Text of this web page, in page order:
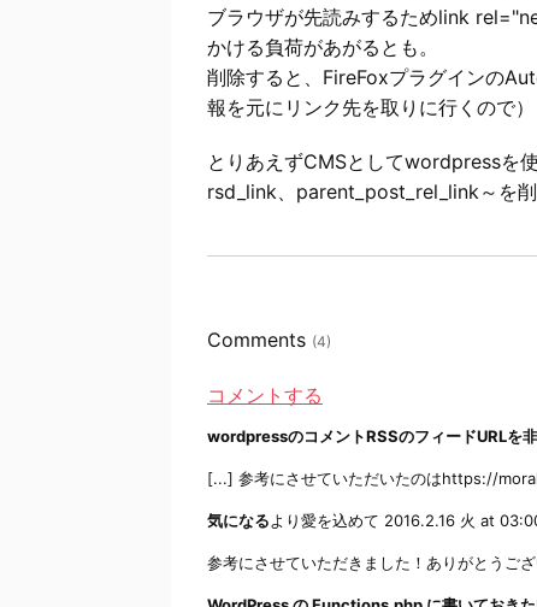
ブラウザが先読みするためlink
かける負荷があがるとも。
削除すると、FireFoxプラグインの
報を元にリンク先を取りに行くので）
とりあえずCMSとしてwordpressを
rsd_link、parent_post_rel_link～を削
Comments (4)
コメントする
wordpressのコメントRSSのフィードURLを
[...] 参考にさせていただいたのはhttps://
気になるより愛を込めて 2016.2.16 火 at
参考にさせていただきました！ありがとうござ